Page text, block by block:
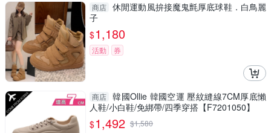
商店 休閒運動風拚接魔鬼氈厚底球鞋．白鳥麗
子
$1,180
活動 券
商店 韓國Ollie 韓國空運 壓紋縫線7CM厚底懶
人鞋/小白鞋/免綁帶/四季穿搭【F7201050】
$1,492 $1,580